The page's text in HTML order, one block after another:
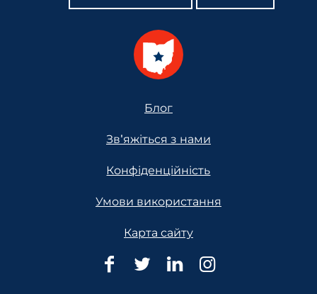
Блог
Зв'яжіться з нами
Конфіденційність
Умови використання
Карта сайту
Юридична
Юридична
Юридична
Юридична